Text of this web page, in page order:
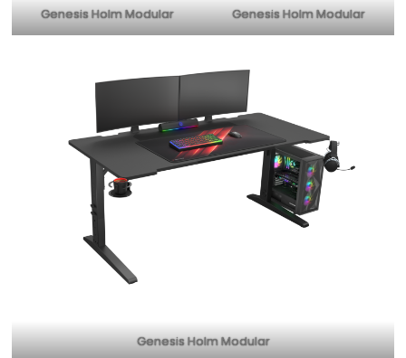
Genesis Holm Modular Genesis Holm Modular
Genesis Holm Modular